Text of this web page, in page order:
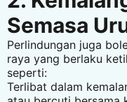
Semasa
Perlindungan juga
raya yang berlaku
seperti:
Terlibat dalam